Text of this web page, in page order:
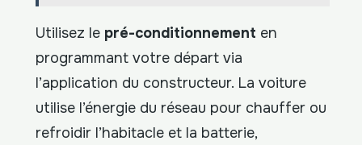
Utilisez le pré-conditionnement en
programmant votre départ via
l’application du constructeur. La voiture
utilise l’énergie du réseau pour chauffer ou
refroidir l’habitacle et la batterie,